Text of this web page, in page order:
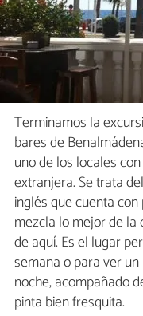
Terminamos la
bares de
uno de los locales
extranjera. Se trata del
inglés que cuenta
mezcla lo mejor de la
de aquí. Es el lugar
semana o para ver
noche, acompañado
pinta bien fresquita.